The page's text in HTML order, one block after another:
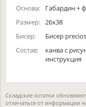
Основа:
Габардин +
Размер: 26х38
Бисер:
Бисер
Состав:
канва с
инструкция
Складские остатки
отличаться от информации